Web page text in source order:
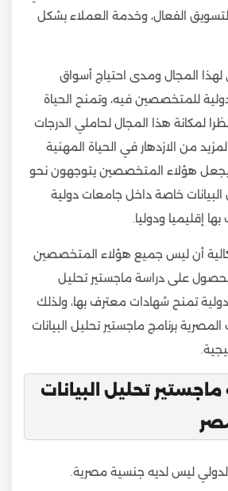
الفعال، وخدمة العملاء بشكل
لهذا المجال ومدى احتياج أسواق
للمتخصصين فيه، وتمنح الحياة
نظرا لمكانة هذا المجال لحاملي الدرجات
من الازدهار في الحياة المهنية
يجعل هؤلاء المتخصصين يتوجهون نحو
البيانات خاصة داخل جامعات دولية
إقليميا ودوليا.
أن ليس جميع هؤلاء المتخصصين
على دراسة ماجستير تحليل
دولية تمنح شهادات معترف بها، ولذلك
برنامج ماجستير تحليل البيانات
تحليل البيانات
ليس لديه جنسية مصرية.